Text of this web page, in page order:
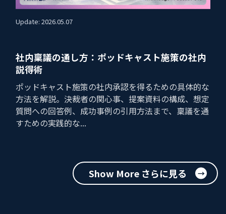
Update: 2026.05.07
社内稟議の通し方：ポッドキャスト施策の社内
説得術
ポッドキャスト施策の社内承認を得るための具体的な
方法を解説。決裁者の関心事、提案資料の構成、想定
質問への回答例、成功事例の引用方法まで、稟議を通
すための実践的な...
Show More さらに見る